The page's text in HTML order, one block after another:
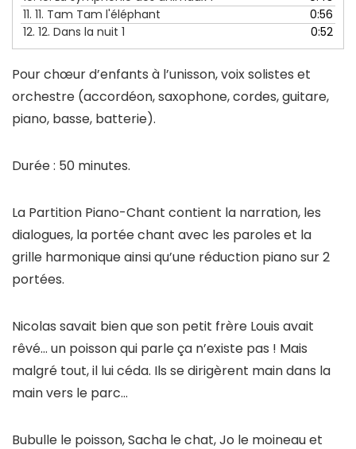
11. 11. Tam Tam l'éléphant
0:56
12. 12. Dans la nuit 1 0:52
Pour chœur d’enfants à l’unisson, voix solistes et
orchestre (accordéon, saxophone, cordes, guitare,
piano, basse, batterie).
Durée : 50 minutes.
La Partition Piano-Chant contient la narration, les
dialogues, la portée chant avec les paroles et la
grille harmonique ainsi qu’une réduction piano sur 2
portées.
Nicolas savait bien que son petit frère Louis avait
rêvé… un poisson qui parle ça n’existe pas ! Mais
malgré tout, il lui céda. Ils se dirigèrent main dans la
main vers le parc…
Bubulle le poisson, Sacha le chat, Jo le moineau et